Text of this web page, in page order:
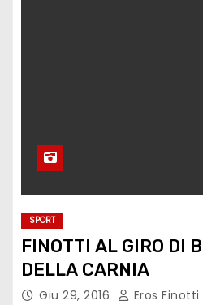
SPORT
FINOTTI AL GIRO DI
DELLA CARNIA
Giu 29, 2016 Eros